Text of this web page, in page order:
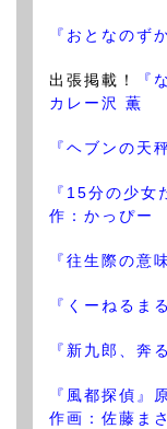
『おとなのず
出張掲載！
『
カレー沢 薫
『ヘブンの天
『15分の少
作：かっぴー
『往生際の
『くーねるま
『新九郎、
『風都探偵』
作画：佐藤ま